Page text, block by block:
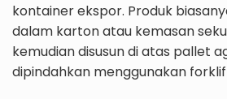
kontainer ekspor. Produk
dalam karton atau kemasan
kemudian disusun di atas pallet
dipindahkan menggunakan